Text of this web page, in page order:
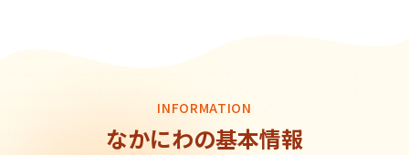
INFORMATION
なかにわの基本情報